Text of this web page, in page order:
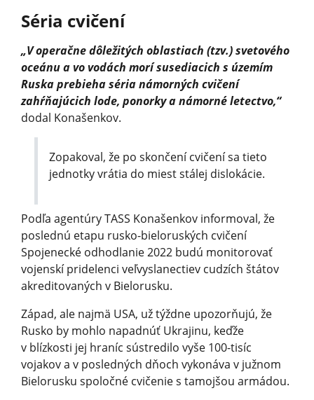
Séria cvičení
„V operačne dôležitých oblastiach (tzv.) svetového
oceánu a vo vodách morí susediacich s územím
Ruska prebieha séria námorných cvičení
zahŕňajúcich lode, ponorky a námorné letectvo,“
dodal Konašenkov.
Zopakoval, že po skončení cvičení sa tieto
jednotky vrátia do miest stálej dislokácie.
Podľa agentúry TASS Konašenkov informoval, že
poslednú etapu rusko-bieloruských cvičení
Spojenecké odhodlanie 2022 budú monitorovať
vojenskí pridelenci veľvyslanectiev cudzích štátov
akreditovaných v Bielorusku.
Západ, ale najmä USA, už týždne upozorňujú, že
Rusko by mohlo napadnúť Ukrajinu, keďže
v blízkosti jej hraníc sústredilo vyše 100-tisíc
vojakov a v posledných dňoch vykonáva v južnom
Bielorusku spoločné cvičenie s tamojšou armádou.